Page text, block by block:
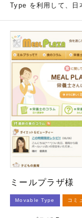
Type を利用して、日
ミールプラザ様
Movable Type コミ